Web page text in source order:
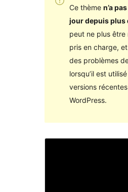
Ce thème n’a
jour depuis plus
peut ne plus être
pris en charge,
des problèmes
lorsqu’il est
versions
WordPress.